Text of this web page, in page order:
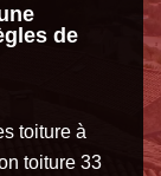
de
toiture à
toiture 33